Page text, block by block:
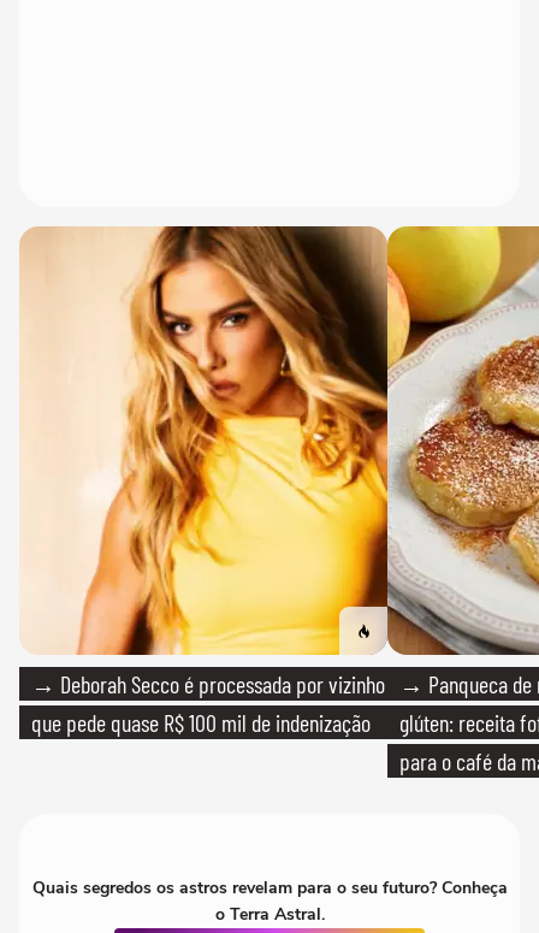
→ Deborah Secco é processada por vizinho
que pede quase R$ 100 mil de indenização
→ Panqueca de
glúten: receita
para o café da
Quais segredos os astros revelam para o seu futuro? Conheça
o Terra Astral.